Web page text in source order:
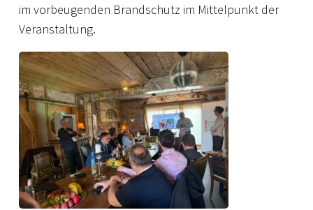
im vorbeugenden Brandschutz im Mittelpunkt der
Veranstaltung.